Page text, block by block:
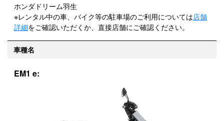
ホンダドリーム羽生
※レンタル中の車、バイク等の駐車場のご利用については店舗
詳細をご確認いただくか、直接店舗にご確認ください。
車種名
EM1 e: